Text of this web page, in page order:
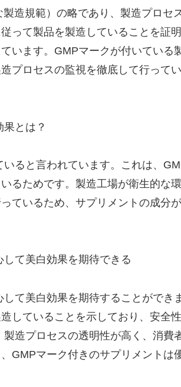
造規範）の略であり、製造プロセ
って製品を製造していることを証明
います。GMPマークが付いている
プロセスの監視を徹底して行って
とは？
ると言われています。これは、
るためです。製造工場が衛生的な環
ているため、サプリメントの成分
て美白効果を期待できる
て美白効果を期待することができ
していることを示しており、安全
造プロセスの透明性が高く、消費
GMPマーク付きのサプリメントは